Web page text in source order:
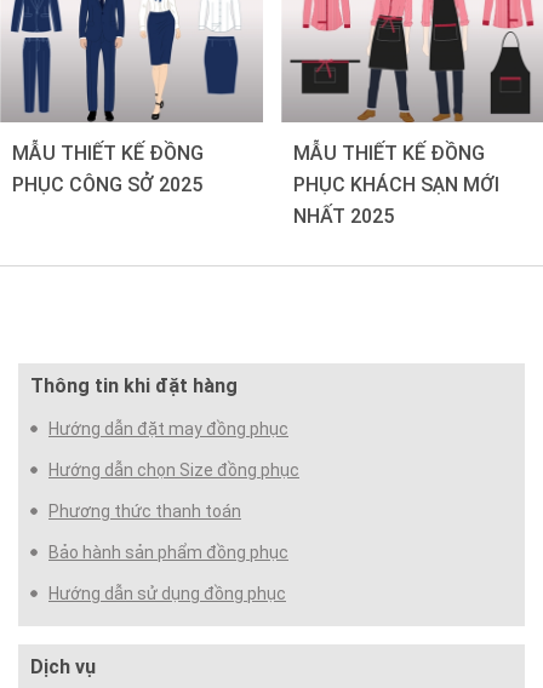
MẪU THIẾT KẾ ĐỒNG
PHỤC CÔNG SỞ 2025
MẪU THIẾT KẾ ĐỒNG
PHỤC KHÁCH SẠN MỚI
NHẤT 2025
Thông tin khi đặt hàng
Hướng dẫn đặt may đồng phục
Hướng dẫn chọn Size đồng phục
Phương thức thanh toán
Bảo hành sản phẩm đồng phục
Hướng dẫn sử dụng đồng phục
Dịch vụ